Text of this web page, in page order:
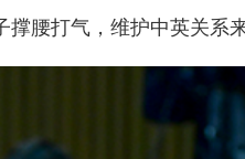
腰打气，维护中英关系